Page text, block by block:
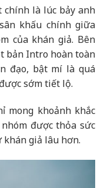
chính là lúc bảy anh
khấu chính giữa
của khán giả. Bên
bản Intro hoàn toàn
đạo, bật mí là quá
sớm tiết lộ.
mong khoảnh khắc
được thỏa sức
giả lâu hơn.